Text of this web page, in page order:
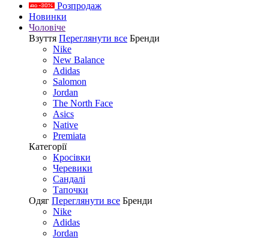
Розпродаж
Новинки
Чоловіче
Взуття Переглянути все Бренди
Nike
New Balance
Adidas
Salomon
Jordan
The North Face
Asics
Native
Premiata
Категорії
Кросівки
Черевики
Сандалі
Tапочки
Одяг Переглянути все Бренди
Nike
Adidas
Jordan